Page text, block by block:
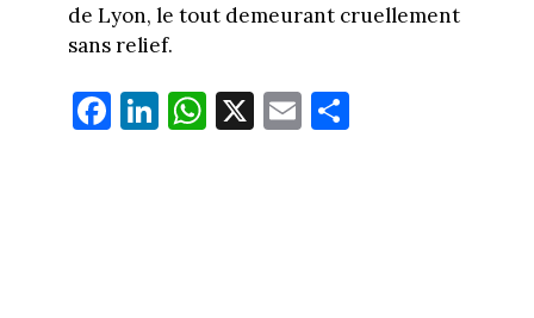
de Lyon, le tout demeurant cruellement
sans relief.
Fa
ce
Li
nk
W
ha
X E
m
Pa
rt